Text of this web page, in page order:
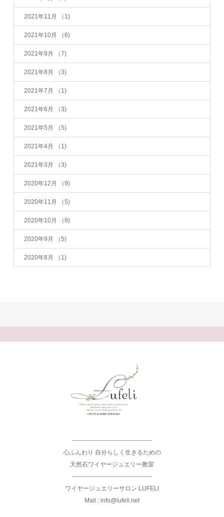
2021年11月 （1)
2021年10月 （6)
2021年9月 （7)
2021年8月 （3)
2021年7月 （1)
2021年6月 （3)
2021年5月 （5)
2021年4月 （1)
2021年3月 （3)
2020年12月 （9)
2020年11月 （5)
2020年10月 （9)
2020年9月 （5)
2020年8月 （1)
----------------------------------------
心ふんわり 自分らしく生きるための
天然石ワイヤージュエリー教室
----------------------------------------
ワイヤージュエリーサロン LUFELI
Mail : info@lufeli.net